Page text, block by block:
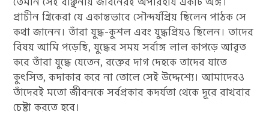
প্রাচীন গ্রিকেরা যে একান্তভাবে সৌন্দর্যপ্রিয় ছিলেন পাঠক সে
কথা জানেন। তাঁরা যুদ্ধ-কুশল এবং যুদ্ধপ্রিয়ও ছিলেন। তাদের
বিষয় আমি পড়েছি, যুদ্ধের সময় সর্বাঙ্গ লাল কাপড়ে আবৃত
করে তাঁরা যুদ্ধে যেতেন, রক্তের দাগ দেহকে তাদের যাতে
কুৎসিত, কদাকার করে না তোলে সেই উদ্দেশ্যে। আমাদেরও
তাঁদেরই মতো জীবনকে সর্বপ্রকার কদর্যতা থেকে দূরে রাখবার
চেষ্টা করতে হবে।